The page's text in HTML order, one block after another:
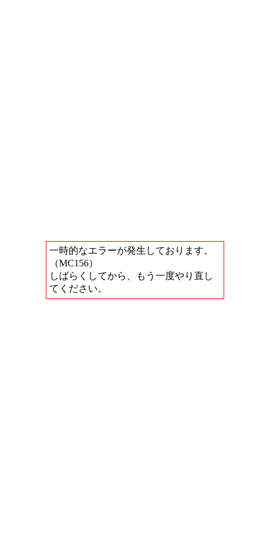
一時的なエラーが発生しております。
（MC156）
しばらくしてから、もう一度やり直し
てください。